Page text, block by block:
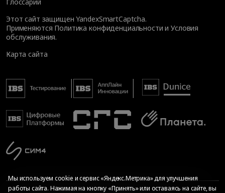
Этот сайт защищен YandexSmartCaptcha.
Применяются Политика конфиденциальности иУсловия
обслуживания.
Карта сайта
Мы используем cookie и сервис «Яндекс.Метрика» для улучшения
работы сайта. Нажимая на кнопку «Принять» или оставаясь на сайте, вы